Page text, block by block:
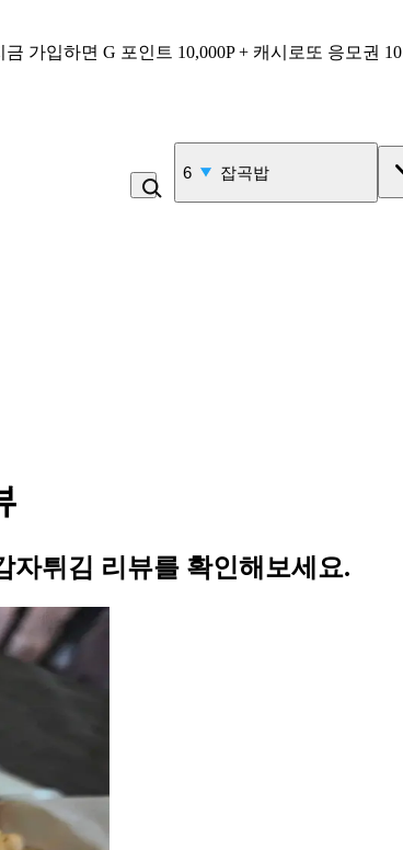
금 가입하면 G 포인트 10,000P + 캐시로또 응모권
7 김밥
자튀김 리뷰를 확인해보세요.